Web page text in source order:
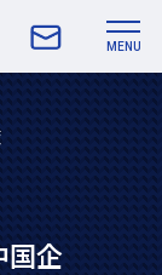
MENU
国企